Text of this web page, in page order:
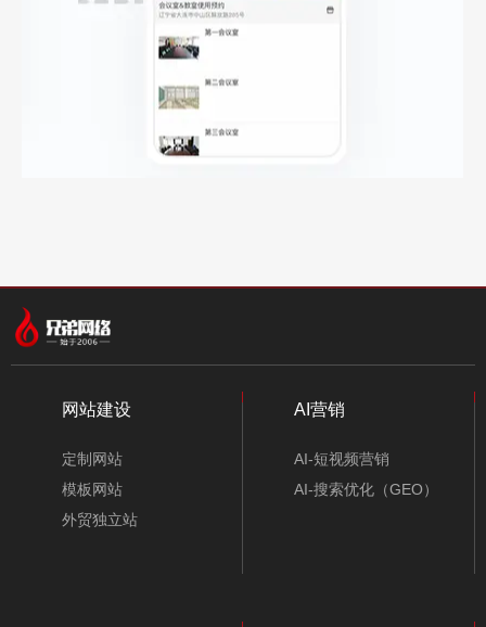
网站建设
定制网站
模板网站
外贸独立站
AI营销
AI-短视频营销
AI-搜索优化（GEO）